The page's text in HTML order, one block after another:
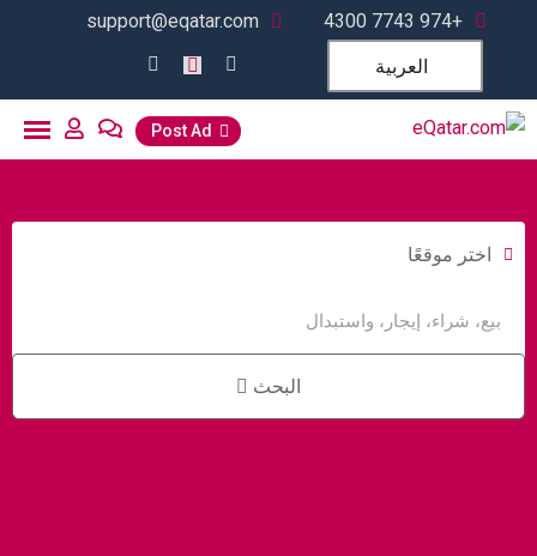
+974 7743 4300
support@eqatar.com
العربية
Post Ad
اختر موقعًا
البحث